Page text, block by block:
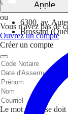
6300, av.
Brossard
Apple
ou
Vous n'avez pas de
Ouvrez un compte
Créer un compte
Le mot de passe